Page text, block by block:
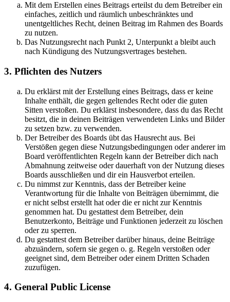
Mit dem Erstellen eines Beitrags erteilst du dem Betreiber ein
einfaches, zeitlich und räumlich unbeschränktes und
unentgeltliches Recht, deinen Beitrag im Rahmen des Boards
zu nutzen.
Das Nutzungsrecht nach Punkt 2, Unterpunkt a bleibt auch
nach Kündigung des Nutzungsvertrages bestehen.
3. Pflichten des Nutzers
Du erklärst mit der Erstellung eines Beitrags, dass er keine
Inhalte enthält, die gegen geltendes Recht oder die guten
Sitten verstoßen. Du erklärst insbesondere, dass du das Recht
besitzt, die in deinen Beiträgen verwendeten Links und Bilder
zu setzen bzw. zu verwenden.
Der Betreiber des Boards übt das Hausrecht aus. Bei
Verstößen gegen diese Nutzungsbedingungen oder anderer im
Board veröffentlichten Regeln kann der Betreiber dich nach
Abmahnung zeitweise oder dauerhaft von der Nutzung dieses
Boards ausschließen und dir ein Hausverbot erteilen.
Du nimmst zur Kenntnis, dass der Betreiber keine
Verantwortung für die Inhalte von Beiträgen übernimmt, die
er nicht selbst erstellt hat oder die er nicht zur Kenntnis
genommen hat. Du gestattest dem Betreiber, dein
Benutzerkonto, Beiträge und Funktionen jederzeit zu löschen
oder zu sperren.
Du gestattest dem Betreiber darüber hinaus, deine Beiträge
abzuändern, sofern sie gegen o. g. Regeln verstoßen oder
geeignet sind, dem Betreiber oder einem Dritten Schaden
zuzufügen.
4. General Public License